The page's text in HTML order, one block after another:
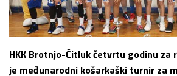
HKK Brotnjo-Čitluk četvrtu godinu za
je međunarodni košarkaški turnir za